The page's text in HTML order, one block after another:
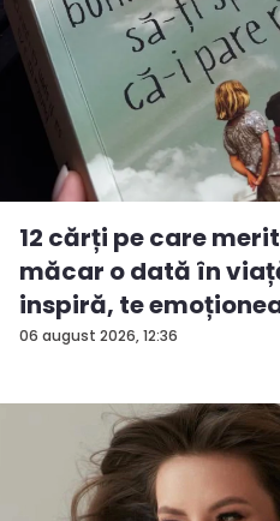
06 august 2026, 12:36
12 cărți pe care
măcar o dată în
inspiră, te